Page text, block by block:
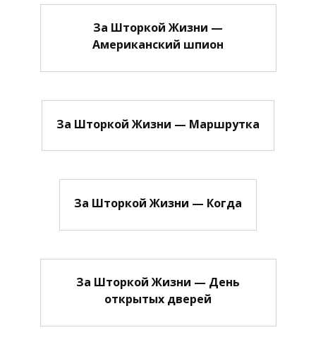
За Шторкой Жизни —
Американский шпион
За Шторкой Жизни — Маршрутка
За Шторкой Жизни — Когда
За Шторкой Жизни — День
открытых дверей